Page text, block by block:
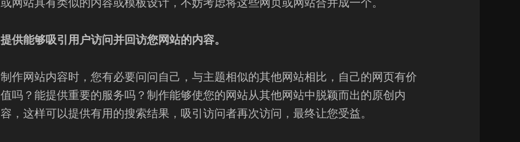
提供能够吸引用户访问并回访您网站的内容。
制作网站内容时，您有必要问问自己，与主题相似的其他网站相比，自己的网页有价
值吗？能提供重要的服务吗？制作能够使您的网站从其他网站中脱颖而出的原创内
容，这样可以提供有用的搜索结果，吸引访问者再次访问，最终让您受益。